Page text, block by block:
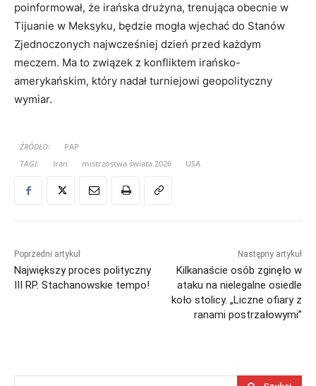
poinformował, że irańska drużyna, trenująca obecnie w
Tijuanie w Meksyku, będzie mogła wjechać do Stanów
Zjednoczonych najwcześniej dzień przed każdym
meczem. Ma to związek z konfliktem irańsko-
amerykańskim, który nadał turniejowi geopolityczny
wymiar.
ŹRÓDŁO:
PAP
TAGI:
Iran mistrzostwa świata 2026 USA
Poprzedni artykuł
Największy proces polityczny
III RP. Stachanowskie tempo!
Następny artykuł
Kilkanaście osób zginęło w
ataku na nielegalne osiedle
koło stolicy. „Liczne ofiary z
ranami postrzałowymi”